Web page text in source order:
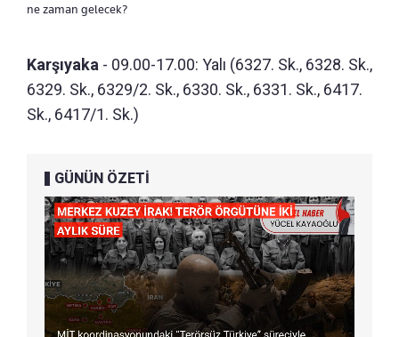
ne zaman gelecek?
Karşıyaka - 09.00-17.00: Yalı (6327. Sk., 6328. Sk.,
6329. Sk., 6329/2. Sk., 6330. Sk., 6331. Sk., 6417.
Sk., 6417/1. Sk.)
GÜNÜN ÖZETİ